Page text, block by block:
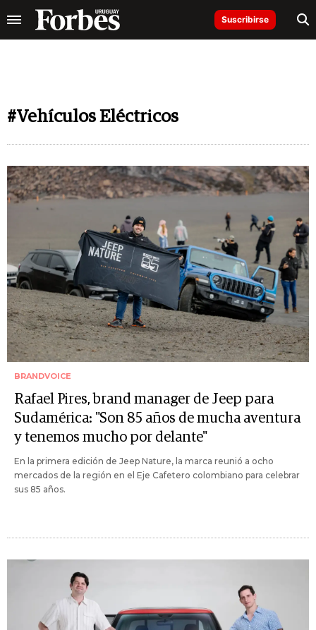
Suscribirse
#Vehículos Eléctricos
BRANDVOICE
Rafael Pires, brand manager de Jeep para
Sudamérica: "Son 85 años de mucha aventura
y tenemos mucho por delante"
En la primera edición de Jeep Nature, la marca reunió a ocho
mercados de la región en el Eje Cafetero colombiano para celebrar
sus 85 años.